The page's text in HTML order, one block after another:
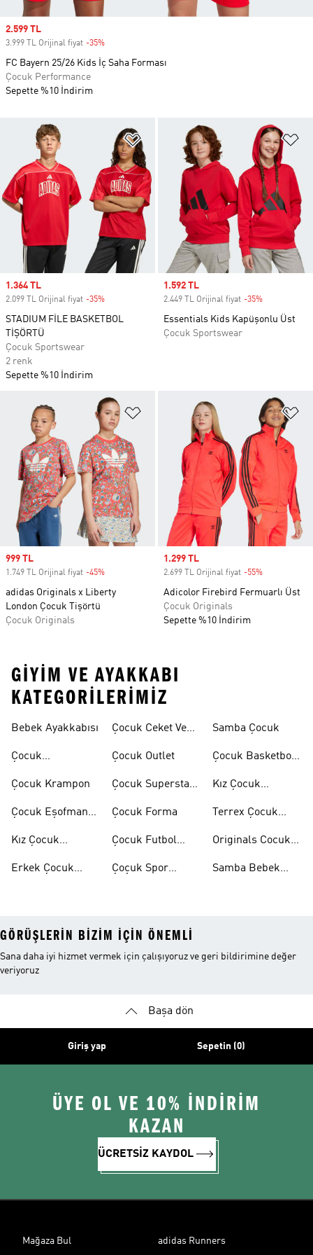
Favori Listesine Ekle
Sale price
1.364 TL
2.099 TL Orijinal fiyat -35%
STADIUM FİLE BASKETBOL
TİŞÖRTÜ
Çocuk Sportswear
2 renk
Sepette %10 İndirim
Sale price
1.592 TL
2.449 TL Orijinal fiyat -35%
Essentials Kids Kapüşonlu Üst
Çocuk Sportswear
Favori Listesine Ekle
Sale price
999 TL
1.749 TL Orijinal fiyat -45%
adidas Originals x Liberty
London Çocuk Tişörtü
Çocuk Originals
Sale price
1.299 TL
2.699 TL Orijinal fiyat -55%
Adicolor Firebird Fermuarlı Üst
Çocuk Originals
Sepette %10 İndirim
Sale price
2.599 TL
3.999 TL Orijinal fiyat -35%
FC Bayern 25/26 Kids İç Saha Forması
Çocuk Performance
Sepette %10 İndirim
GIYIM VE AYAKKABI
KATEGORILERIMIZ
Bebek Ayakkabısı
Çocuk
Çocuk Krampon
Çocuk Eşofman
Kız Çocuk
Erkek Çocuk
Çocuk Ceket Ve
Çocuk Outlet
Çocuk Superstar
Çocuk Forma
Çocuk Futbol
Çoçuk Spor
Samba Çocuk
Çocuk Basketbol
Kız Çocuk
Terrex Çocuk
Originals Cocuk
Samba Bebek
GÖRÜŞLERIN BIZIM IÇIN ÖNEMLI
Sana daha iyi hizmet vermek için çalışıyoruz ve geri bildirimine değer
veriyoruz
Başa dön
Giriş yap Sepetin (0)
ÜYE OL VE 10% İNDİRİM
KAZAN
ÜCRETSİZ KAYDOL
Mağaza Bul adidas Runners